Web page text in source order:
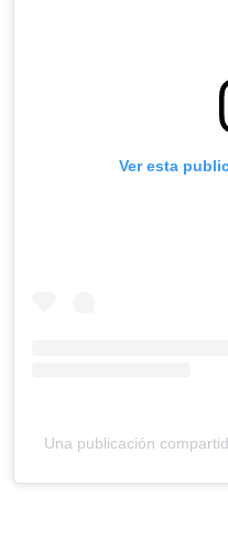
Ver esta
Una publicación